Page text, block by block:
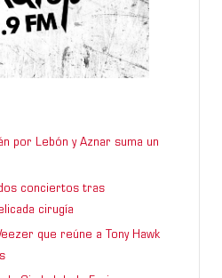
por Lebón y Aznar suma un
conciertos tras
cirugía
que reúne a Tony Hawk